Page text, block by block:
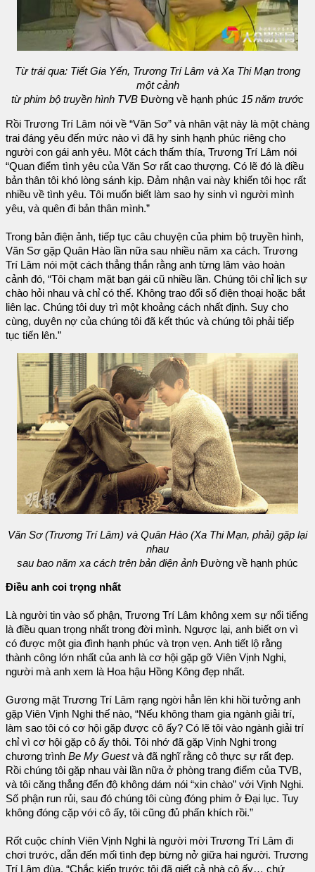
Từ trái qua: Tiết Gia Yến, Trương Trí Lâm và Xa Thi Mạn trong
một cảnh
từ phim bộ truyền hình TVB Đường về hạnh phúc 15 năm trước
Rồi Trương Trí Lâm nói về “Văn Sơ” và nhân vật này là một chàng
trai đáng yêu đến mức nào vì đã hy sinh hạnh phúc riêng cho
người con gái anh yêu. Một cách thấm thía, Trương Trí Lâm nói
“Quan điểm tình yêu của Văn Sơ rất cao thượng. Có lẽ đó là điều
bản thân tôi khó lòng sánh kịp. Đảm nhận vai này khiến tôi học rất
nhiều về tình yêu. Tôi muốn biết làm sao hy sinh vì người mình
yêu, và quên đi bản thân mình.”
Trong bản điện ảnh, tiếp tục câu chuyện của phim bộ truyền hình,
Văn Sơ gặp Quân Hào lần nữa sau nhiều năm xa cách. Trương
Trí Lâm nói một cách thẳng thắn rằng anh từng lâm vào hoàn
cảnh đó, “Tôi chạm mặt bạn gái cũ nhiều lần. Chúng tôi chỉ lịch sự
chào hỏi nhau và chỉ có thế. Không trao đổi số điện thoại hoặc bắt
liên lạc. Chúng tôi duy trì một khoảng cách nhất định. Suy cho
cùng, duyên nợ của chúng tôi đã kết thúc và chúng tôi phải tiếp
tục tiến lên.”
Văn Sơ (Trương Trí Lâm) và Quân Hào (Xa Thi Mạn, phải) gặp lại
nhau
sau bao năm xa cách trên bản điện ảnh Đường về hạnh phúc
Điều anh coi trọng nhất
Là người tin vào số phận, Trương Trí Lâm không xem sự nổi tiếng
là điều quan trọng nhất trong đời mình. Ngược lại, anh biết ơn vì
có được một gia đình hạnh phúc và trọn vẹn. Anh tiết lộ rằng
thành công lớn nhất của anh là cơ hội gặp gỡ Viên Vịnh Nghi,
người mà anh xem là Hoa hậu Hồng Kông đẹp nhất.
Gương mặt Trương Trí Lâm rạng ngời hẳn lên khi hồi tưởng anh
gặp Viên Vịnh Nghi thế nào, “Nếu không tham gia ngành giải trí,
làm sao tôi có cơ hội gặp được cô ấy? Có lẽ tôi vào ngành giải trí
chỉ vì cơ hội gặp cô ấy thôi. Tôi nhớ đã gặp Vịnh Nghi trong
chương trình Be My Guestvà đã nghĩ rằng cô thực sự rất đẹp.
Rồi chúng tôi gặp nhau vài lần nữa ở phòng trang điểm của TVB,
và tôi căng thẳng đến độ không dám nói “xin chào” với Vịnh Nghi.
Số phận run rủi, sau đó chúng tôi cùng đóng phim ở Đại lục. Tuy
không đóng cặp với cô ấy, tôi cũng đủ phấn khích rồi.”
Rốt cuộc chính Viên Vịnh Nghi là người mời Trương Trí Lâm đi
chơi trước, dẫn đến mối tình đẹp bừng nở giữa hai người. Trương
Trí Lâm đùa, “Chắc kiếp trước tôi đã giết cả nhà cô ấy… chứ